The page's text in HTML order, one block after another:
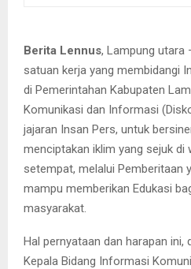
Berita Lennus, Lampung utara
satuan kerja yang membidangi
di Pemerintahan Kabupaten
Komunikasi dan Informasi
jajaran Insan Pers, untuk
menciptakan iklim yang sejuk di
setempat, melalui Pemberitaan
mampu memberikan Edukasi
masyarakat.
Hal pernyataan dan harapan ini,
Kepala Bidang Informasi